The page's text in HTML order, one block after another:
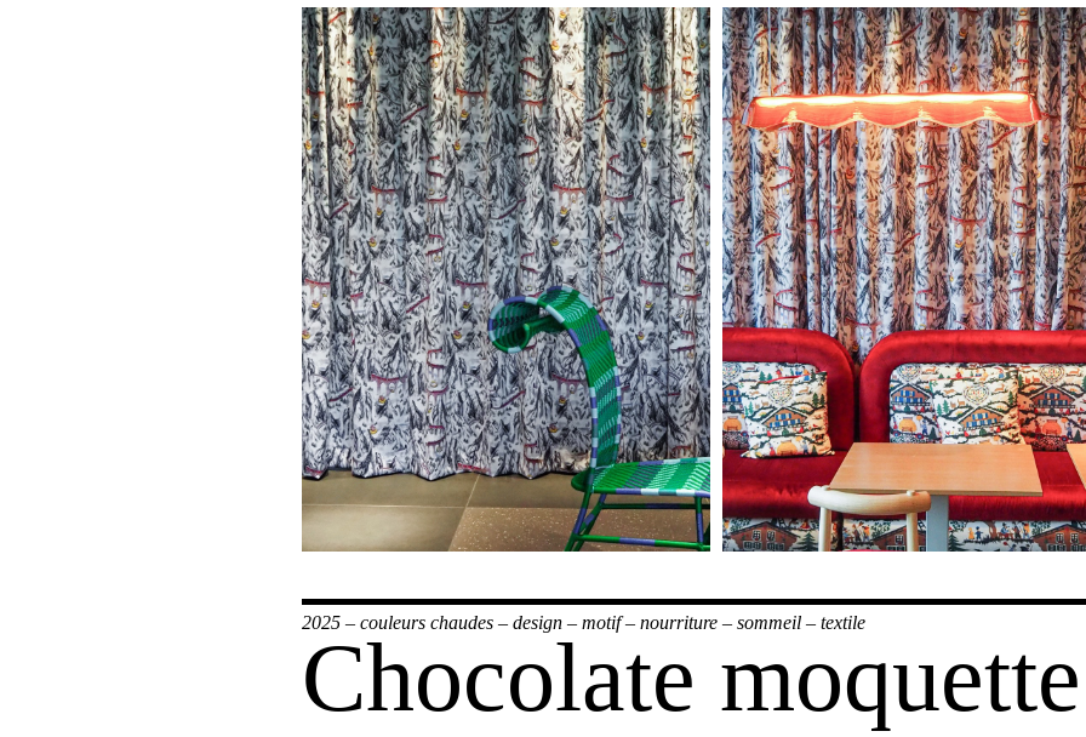
2025 – couleurs chaudes – design – motif– nourriture – sommeil – textile
Chocolate moquette